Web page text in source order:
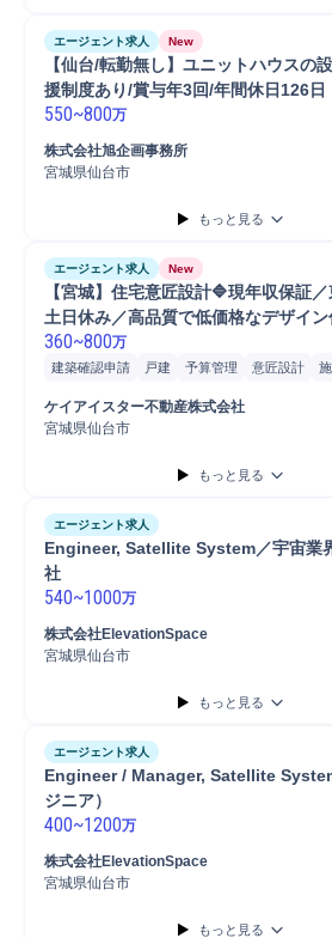
エージェント求人 New
【仙台/転勤無し】ユニットハウスの
援制度あり/賞与年3回/年間休日126日
550~800万
株式会社旭企画事務所
宮城県仙台市
もっと見る
エージェント求人 New
【宮城】住宅意匠設計🔷現年収保証
土日休み／高品質で低価格なデザイ
360~800万
建築確認申請 戸建 予算管理 意匠設計
戸建意匠設計
基本設計
木造在来工法意匠設計
ケイアイスター不動産株式会社
宮城県仙台市
もっと見る
エージェント求人
Engineer, Satellite System／宇宙業
社
540~1000万
株式会社ElevationSpace
宮城県仙台市
もっと見る
エージェント求人
Engineer / Manager, Satellite
ジニア）
400~1200万
株式会社ElevationSpace
宮城県仙台市
もっと見る